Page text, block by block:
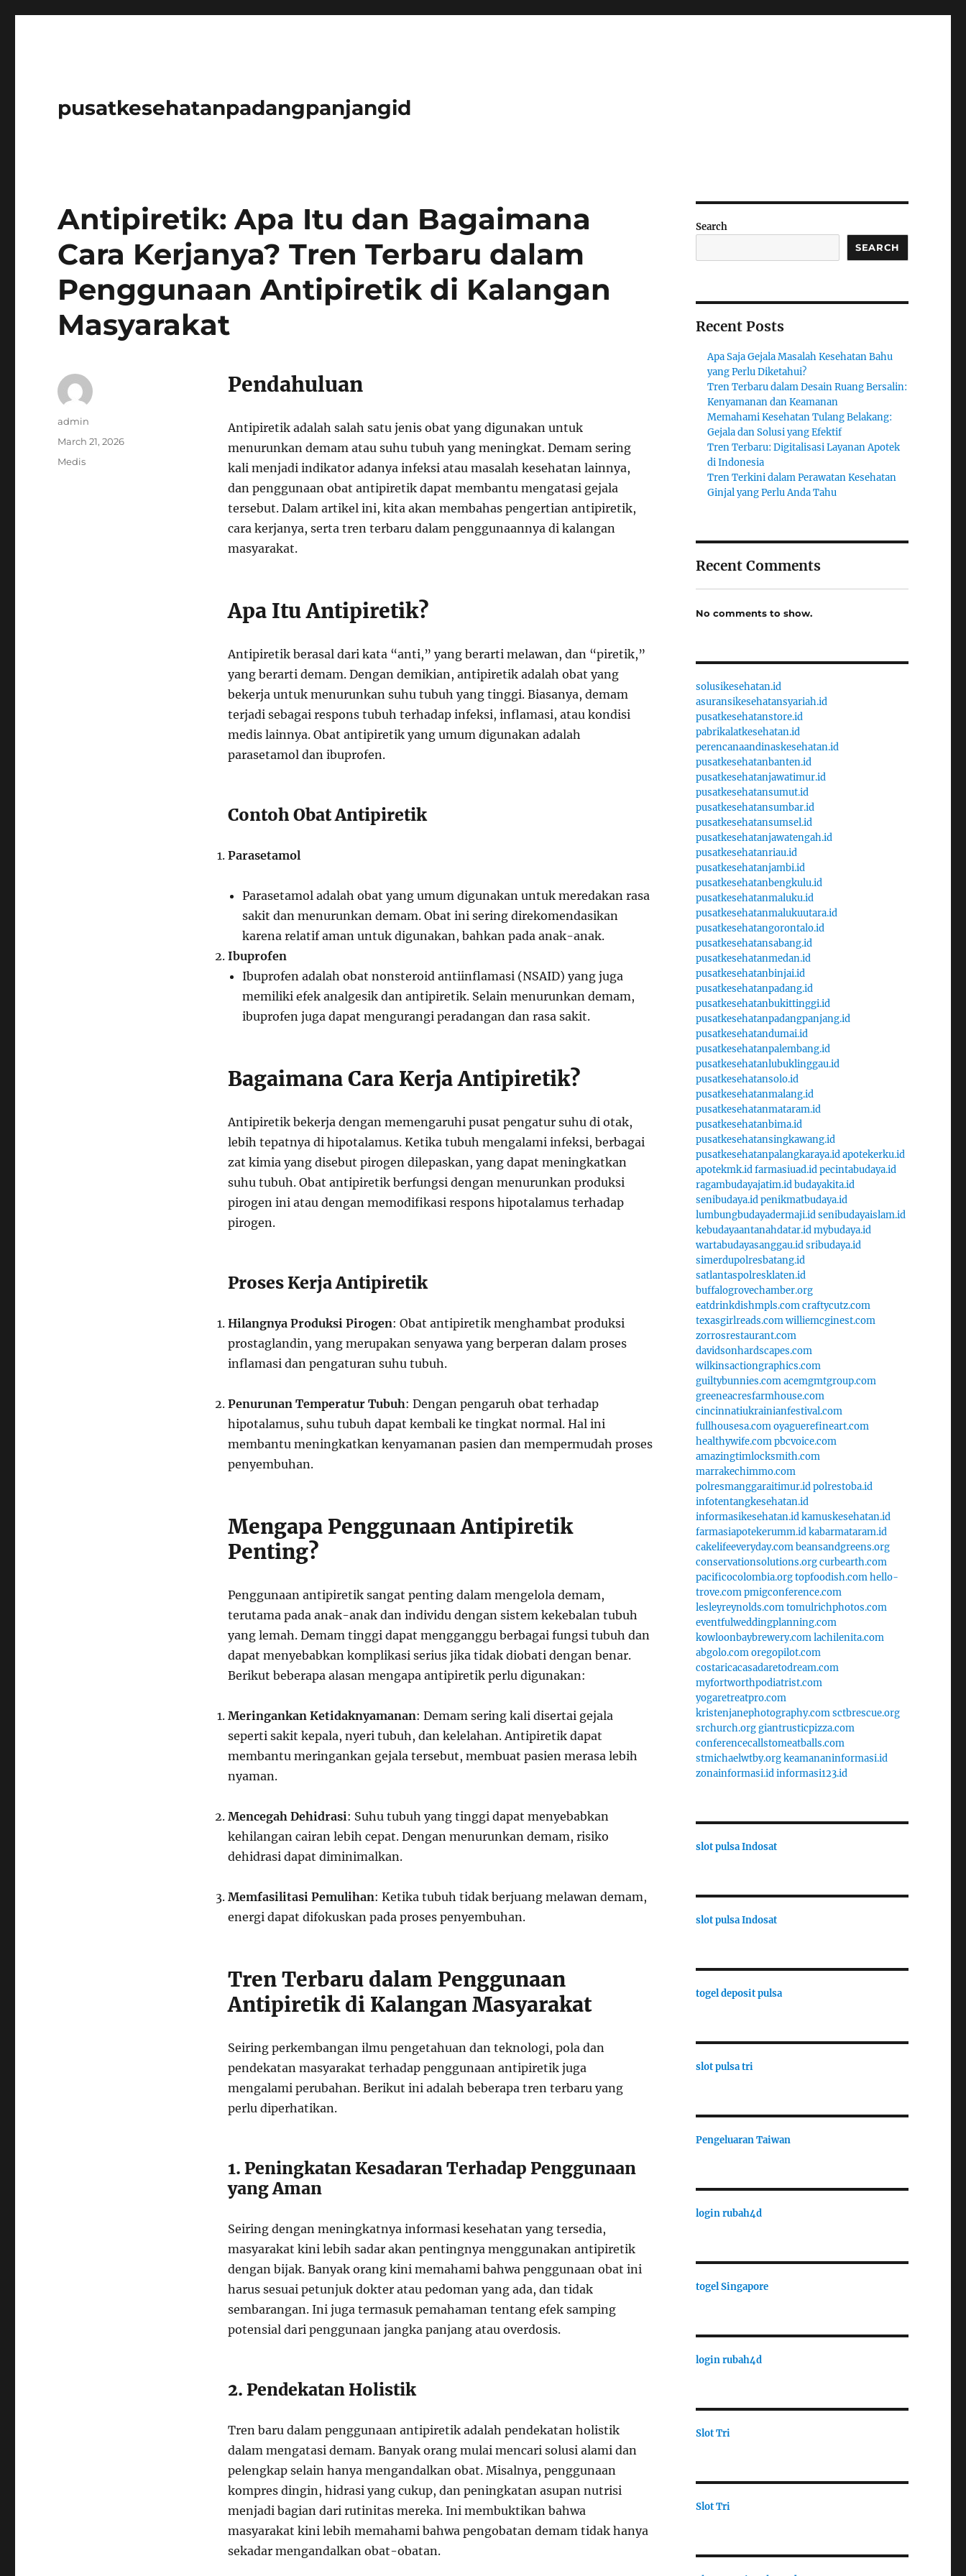
pusatkesehatanpadangpanjangid
Antipiretik: Apa Itu dan Bagaimana
Cara Kerjanya? Tren Terbaru dalam
Penggunaan Antipiretik di Kalangan
Masyarakat
Pendahuluan
Antipiretik adalah salah satu jenis obat yang digunakan untuk
menurunkan demam atau suhu tubuh yang meningkat. Demam sering
kali menjadi indikator adanya infeksi atau masalah kesehatan lainnya,
dan penggunaan obat antipiretik dapat membantu mengatasi gejala
tersebut. Dalam artikel ini, kita akan membahas pengertian antipiretik,
cara kerjanya, serta tren terbaru dalam penggunaannya di kalangan
masyarakat.
Apa Itu Antipiretik?
Antipiretik berasal dari kata “anti,” yang berarti melawan, dan “piretik,”
yang berarti demam. Dengan demikian, antipiretik adalah obat yang
bekerja untuk menurunkan suhu tubuh yang tinggi. Biasanya, demam
terjadi sebagai respons tubuh terhadap infeksi, inflamasi, atau kondisi
medis lainnya. Obat antipiretik yang umum digunakan adalah
parasetamol dan ibuprofen.
Contoh Obat Antipiretik
Parasetamol
Parasetamol adalah obat yang umum digunakan untuk meredakan rasa
sakit dan menurunkan demam. Obat ini sering direkomendasikan
karena relatif aman untuk digunakan, bahkan pada anak-anak.
Ibuprofen
Ibuprofen adalah obat nonsteroid antiinflamasi (NSAID) yang juga
memiliki efek analgesik dan antipiretik. Selain menurunkan demam,
ibuprofen juga dapat mengurangi peradangan dan rasa sakit.
Bagaimana Cara Kerja Antipiretik?
Antipiretik bekerja dengan memengaruhi pusat pengatur suhu di otak,
lebih tepatnya di hipotalamus. Ketika tubuh mengalami infeksi, berbagai
zat kimia yang disebut pirogen dilepaskan, yang dapat meningkatkan
suhu tubuh. Obat antipiretik berfungsi dengan menurunkan produksi
pirogen ini atau dengan memodifikasi respons hipotalamus terhadap
pirogen.
Proses Kerja Antipiretik
Hilangnya Produksi Pirogen: Obat antipiretik menghambat produksi
prostaglandin, yang merupakan senyawa yang berperan dalam proses
inflamasi dan pengaturan suhu tubuh.
Penurunan Temperatur Tubuh: Dengan pengaruh obat terhadap
hipotalamus, suhu tubuh dapat kembali ke tingkat normal. Hal ini
membantu meningkatkan kenyamanan pasien dan mempermudah proses
penyembuhan.
Mengapa Penggunaan Antipiretik
Penting?
Penggunaan antipiretik sangat penting dalam mengelola demam,
terutama pada anak-anak dan individu dengan sistem kekebalan tubuh
yang lemah. Demam tinggi dapat mengganggu berbagai fungsi tubuh dan
dapat menyebabkan komplikasi serius jika tidak diobati dengan benar.
Berikut beberapa alasan mengapa antipiretik perlu digunakan:
Meringankan Ketidaknyamanan: Demam sering kali disertai gejala
seperti sakit kepala, nyeri tubuh, dan kelelahan. Antipiretik dapat
membantu meringankan gejala tersebut, membuat pasien merasa lebih
nyaman.
Mencegah Dehidrasi: Suhu tubuh yang tinggi dapat menyebabkan
kehilangan cairan lebih cepat. Dengan menurunkan demam, risiko
dehidrasi dapat diminimalkan.
Memfasilitasi Pemulihan: Ketika tubuh tidak berjuang melawan demam,
energi dapat difokuskan pada proses penyembuhan.
Tren Terbaru dalam Penggunaan
Antipiretik di Kalangan Masyarakat
Seiring perkembangan ilmu pengetahuan dan teknologi, pola dan
pendekatan masyarakat terhadap penggunaan antipiretik juga
mengalami perubahan. Berikut ini adalah beberapa tren terbaru yang
perlu diperhatikan.
1. Peningkatan Kesadaran Terhadap Penggunaan
yang Aman
Seiring dengan meningkatnya informasi kesehatan yang tersedia,
masyarakat kini lebih sadar akan pentingnya menggunakan antipiretik
dengan bijak. Banyak orang kini memahami bahwa penggunaan obat ini
harus sesuai petunjuk dokter atau pedoman yang ada, dan tidak
sembarangan. Ini juga termasuk pemahaman tentang efek samping
potensial dari penggunaan jangka panjang atau overdosis.
2. Pendekatan Holistik
Tren baru dalam penggunaan antipiretik adalah pendekatan holistik
dalam mengatasi demam. Banyak orang mulai mencari solusi alami dan
pelengkap selain hanya mengandalkan obat. Misalnya, penggunaan
kompres dingin, hidrasi yang cukup, dan peningkatan asupan nutrisi
menjadi bagian dari rutinitas mereka. Ini membuktikan bahwa
masyarakat kini lebih memahami bahwa pengobatan demam tidak hanya
sekadar mengandalkan obat-obatan.
Author
admin
Posted
March 21, 2026
Categories
Medis
Search
SEARCH
Recent Posts
Apa Saja Gejala Masalah Kesehatan Bahu
yang Perlu Diketahui?
Tren Terbaru dalam Desain Ruang Bersalin:
Kenyamanan dan Keamanan
Memahami Kesehatan Tulang Belakang:
Gejala dan Solusi yang Efektif
Tren Terbaru: Digitalisasi Layanan Apotek
di Indonesia
Tren Terkini dalam Perawatan Kesehatan
Ginjal yang Perlu Anda Tahu
Recent Comments
No comments to show.
solusikesehatan.id
asuransikesehatansyariah.id
pusatkesehatanstore.id
pabrikalatkesehatan.id
perencanaandinaskesehatan.id
pusatkesehatanbanten.id
pusatkesehatanjawatimur.id
pusatkesehatansumut.id
pusatkesehatansumbar.id
pusatkesehatansumsel.id
pusatkesehatanjawatengah.id
pusatkesehatanriau.id
pusatkesehatanjambi.id
pusatkesehatanbengkulu.id
pusatkesehatanmaluku.id
pusatkesehatanmalukuutara.id
pusatkesehatangorontalo.id
pusatkesehatansabang.id
pusatkesehatanmedan.id
pusatkesehatanbinjai.id
pusatkesehatanpadang.id
pusatkesehatanbukittinggi.id
pusatkesehatanpadangpanjang.id
pusatkesehatandumai.id
pusatkesehatanpalembang.id
pusatkesehatanlubuklinggau.id
pusatkesehatansolo.id
pusatkesehatanmalang.id
pusatkesehatanmataram.id
pusatkesehatanbima.id
pusatkesehatansingkawang.id
pusatkesehatanpalangkaraya.idapotekerku.id
apotekmk.idfarmasiuad.idpecintabudaya.id
ragambudayajatim.idbudayakita.id
senibudaya.idpenikmatbudaya.id
lumbungbudayadermaji.idsenibudayaislam.id
kebudayaantanahdatar.idmybudaya.id
wartabudayasanggau.idsribudaya.id
simerdupolresbatang.id
satlantaspolresklaten.id
buffalogrovechamber.org
eatdrinkdishmpls.comcraftycutz.com
texasgirlreads.comwilliemcginest.com
zorrosrestaurant.com
davidsonhardscapes.com
wilkinsactiongraphics.com
guiltybunnies.comacemgmtgroup.com
greeneacresfarmhouse.com
cincinnatiukrainianfestival.com
fullhousesa.comoyaguerefineart.com
healthywife.compbcvoice.com
amazingtimlocksmith.com
marrakechimmo.com
polresmanggaraitimur.idpolrestoba.id
infotentangkesehatan.id
informasikesehatan.idkamuskesehatan.id
farmasiapotekerumm.idkabarmataram.id
cakelifeeveryday.combeansandgreens.org
conservationsolutions.orgcurbearth.com
pacificocolombia.orgtopfoodish.comhello-
trove.compmigconference.com
lesleyreynolds.comtomulrichphotos.com
eventfulweddingplanning.com
kowloonbaybrewery.comlachilenita.com
abgolo.comoregopilot.com
costaricacasadaretodream.com
myfortworthpodiatrist.com
yogaretreatpro.com
kristenjanephotography.comsctbrescue.org
srchurch.orggiantrusticpizza.com
conferencecallstomeatballs.com
stmichaelwtby.orgkeamananinformasi.id
zonainformasi.idinformasi123.id
slot pulsa Indosat
slot pulsa Indosat
togel deposit pulsa
slot pulsa tri
Pengeluaran Taiwan
login rubah4d
togel Singapore
login rubah4d
Slot Tri
Slot Tri